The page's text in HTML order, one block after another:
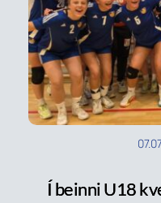
Í beinni U18